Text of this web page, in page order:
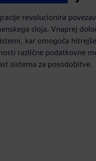
revolucionira
sloja. Vnaprej
kar omogoča
različne podatkovne
sistema za posodobitve.